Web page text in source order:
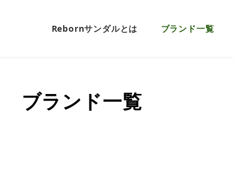
Rebornサンダルとは ブランド一覧
ブランド一覧